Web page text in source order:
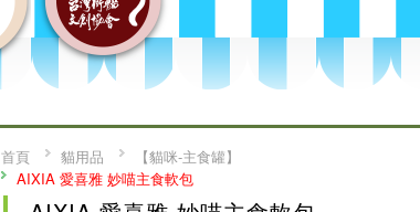
首頁 貓用品
【貓咪-主食罐】
AIXIA 愛喜雅 妙喵主食軟包